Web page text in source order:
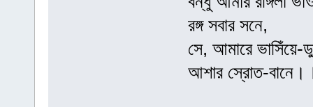
রঙ্গ সবার সনে,
সে, আমারে ভাসিঁয়ে-
আশার স্রোত-